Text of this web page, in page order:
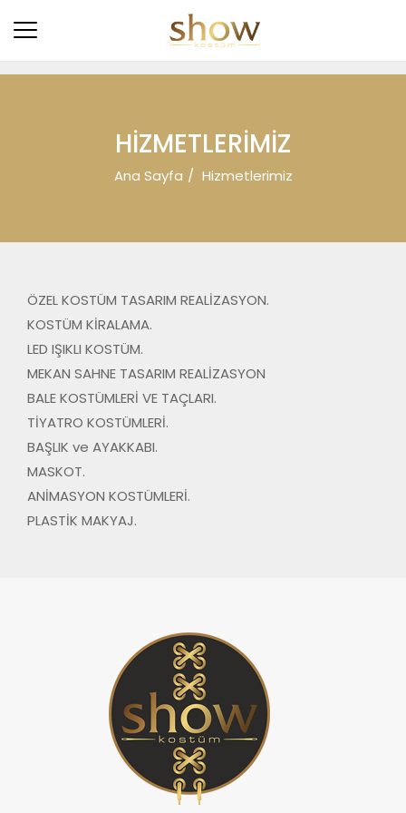
HIZMETLERIMIZ
Ana Sayfa Hizmetlerimiz
ÖZEL KOSTÜM TASARIM REALİZASYON.
KOSTÜM KİRALAMA.
LED IŞIKLI KOSTÜM.
MEKAN SAHNE TASARIM REALİZASYON
BALE KOSTÜMLERİ VE TAÇLARI.
TİYATRO KOSTÜMLERİ.
BAŞLIK ve AYAKKABI.
MASKOT.
ANİMASYON KOSTÜMLERİ.
PLASTİK MAKYAJ.